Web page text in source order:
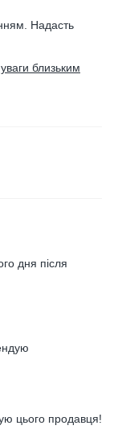
Надасть
близьким
дня після
цього продавця!